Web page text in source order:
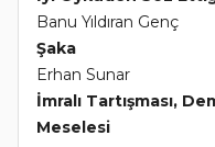
Banu Yıldıran Genç
Şaka
Erhan Sunar
İmralı Tartışması,
Meselesi